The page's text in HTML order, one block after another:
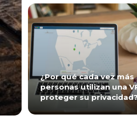
¿Por qué cada vez más
personas utilizan una
proteger su